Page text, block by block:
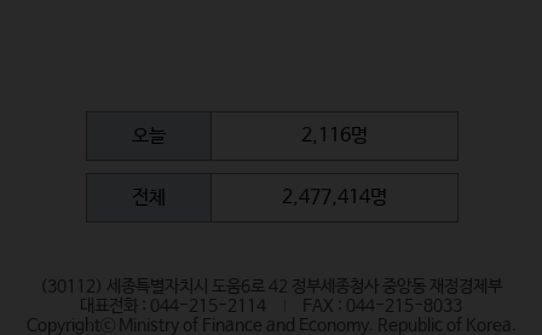
오늘 2,116명
전체 2,477,414명
(30112) 세종특별자치시 도움6로 42 정부세종청사 중앙동 재정경제부
대표전화 : 044-215-2114
FAX : 044-215-8033
Copyrightⓒ Ministry of Finance and Economy. Republic of Korea.